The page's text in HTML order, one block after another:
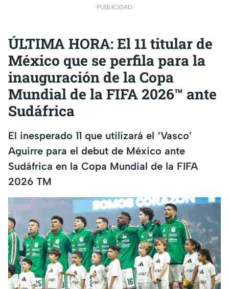
PUBLICIDAD
ÚLTIMA HORA: El 11 titular de
México que se perfila para la
inauguración de la Copa
Mundial de la FIFA 2026™ ante
Sudáfrica
El inesperado 11 que utilizará el ‘Vasco’
Aguirre para el debut de México ante
Sudáfrica en la Copa Mundial de la FIFA
2026 TM